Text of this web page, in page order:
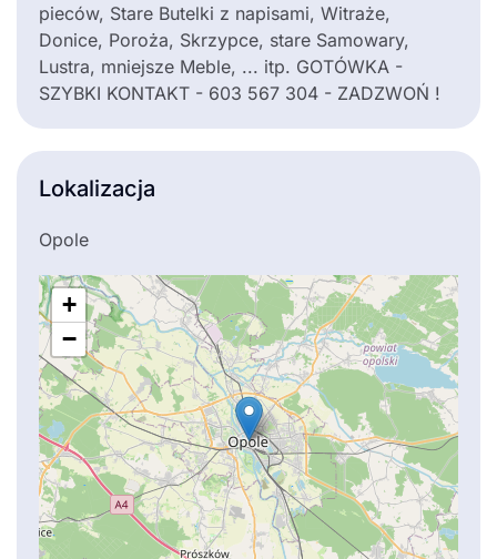
pieców, Stare Butelki z napisami, Witraże,
Donice, Poroża, Skrzypce, stare Samowary,
Lustra, mniejsze Meble, ... itp. GOTÓWKA -
SZYBKI KONTAKT - 603 567 304 - ZADZWOŃ !
Lokalizacja
Opole
+
−